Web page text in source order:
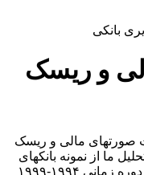
بانکی
و ریسک
صورتهای مالی و ریسک
ما از نمونه بانکهای
ایالات متحده در فهرست عمومی در طی دوره زمانی ۱۹۹۴-۱۹۹۹